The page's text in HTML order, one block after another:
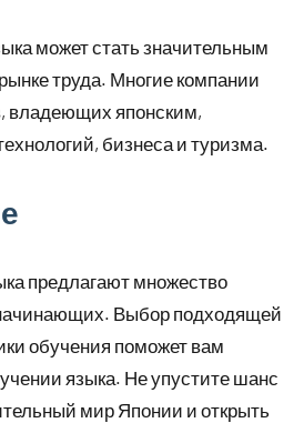
может стать значительным
труда. Многие компании
владеющих японским,
бизнеса и туризма.
предлагают множество
Выбор подходящей
обучения поможет вам
языка. Не упустите шанс
мир Японии и открыть